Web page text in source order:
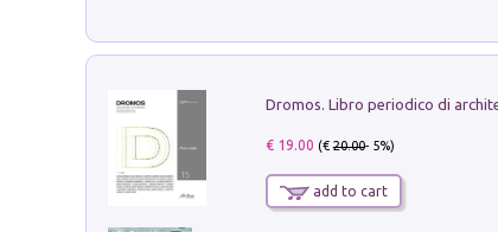
€ 19.00 (€20.00- 5%)
add to cart